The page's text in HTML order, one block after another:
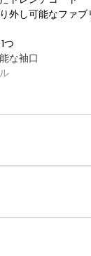
外し可能なファブ
つ
な袖口
レクティブプリント
（再生素材や環境